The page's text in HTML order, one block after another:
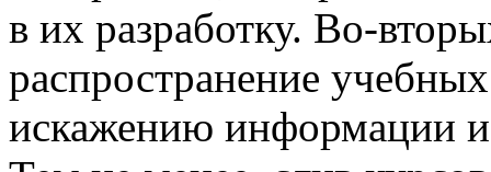
в их разработку. Во-
распространение
искажению информации и